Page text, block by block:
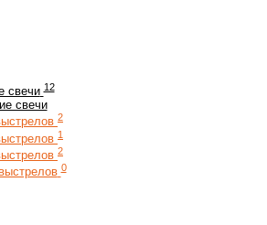
свечи 12
свечи
2
1
2
0